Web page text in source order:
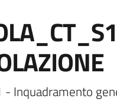
- Inquadramento